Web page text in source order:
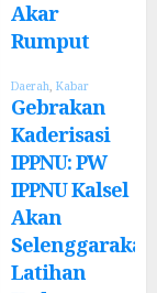
Akar
Rumput
Daerah,Kabar
Gebrakan
Kaderisasi
IPPNU: PW
IPPNU Kalsel
Akan
Selenggarakan
Latihan